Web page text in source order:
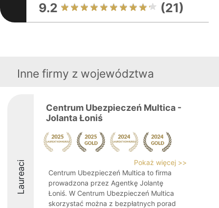
9.2 (21)
Inne firmy z województwa
Laureaci
Centrum Ubezpieczeń Multica -
Jolanta Łoniś
Pokaż więcej >>
Centrum Ubezpieczeń Multica to firma
prowadzona przez Agentkę Jolantę
Łoniś. W Centrum Ubezpieczeń Multica
skorzystać można z bezpłatnych porad